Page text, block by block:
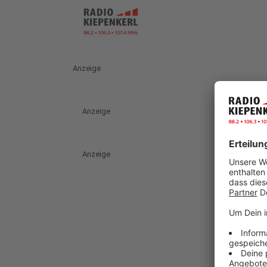
Anzeige
Anzeige
Anzeige